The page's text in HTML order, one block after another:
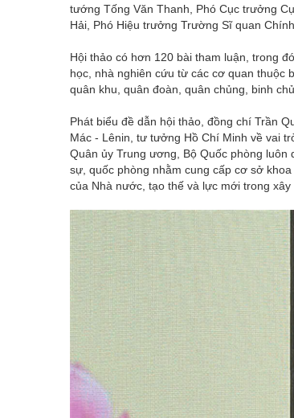
tướng Tống Văn Thanh, Phó Cục trưởng
Hải, Phó Hiệu trưởng Trường Sĩ quan
Hội thảo có hơn 120 bài tham luận, trong
học, nhà nghiên cứu từ các cơ quan thuộc
quân khu, quân đoàn, quân chủng, binh
Phát biểu đề dẫn hội thảo, đồng chí Trần
Mác - Lênin, tư tưởng Hồ Chí Minh về vai
Quân ủy Trung ương, Bộ Quốc phòng
sự, quốc phòng nhằm cung cấp cơ sở
của Nhà nước, tạo thế và lực mới trong xây